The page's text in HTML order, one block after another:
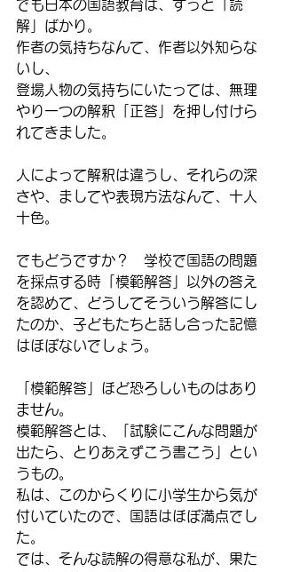
でも日本の国語教育は、ずっと「読
解」ばかり。
作者の気持ちなんて、作者以外知らな
いし、
登場人物の気持ちにいたっては、無理
やり一つの解釈「正答」を押し付けら
れてきました。
人によって解釈は違うし、それらの深
さや、ましてや表現方法なんて、十人
十色。
でもどうですか？　学校で国語の問題
を採点する時「模範解答」以外の答え
を認めて、どうしてそういう解答にし
たのか、子どもたちと話し合った記憶
はほぼないでしょう。
「模範解答」ほど恐ろしいものはあり
ません。
模範解答とは、「試験にこんな問題が
出たら、とりあえずこう書こう」とい
うもの。
私は、このからくりに小学生から気が
付いていたので、国語はほぼ満点でし
た。
では、そんな読解の得意な私が、果た